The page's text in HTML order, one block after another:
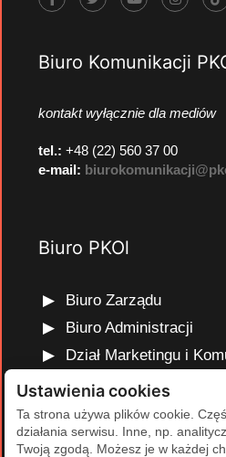
Biuro Komunikacji
kontakt wyłącznie dla mediów
tel.: +48 (22) 560 37 00
e-mail:
Biuro PKOl
Biuro Zarządu
Biuro Administracji
Dział Marketingu i
Dział Edukacji
Dział Finansów i Kadr
Dział Projektów
Ustawienia cookies
Ta strona używa plików cookie.
działania serwisu. Inne, np.
Twoją zgodą. Możesz je w każdej